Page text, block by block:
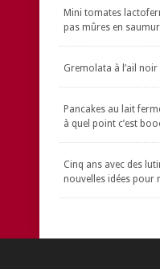
Mini tomates
pas mûres en
Gremolata à l’ail noir
Pancakes au lait
à quel point c’est
Cinq ans avec des
nouvelles idées pour